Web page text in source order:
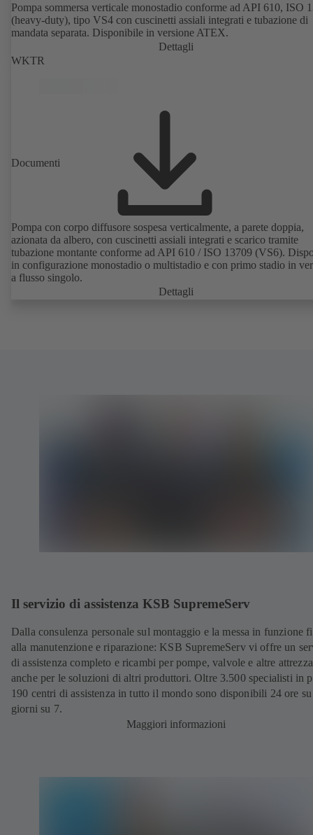
Pompa sommersa verticale monostadio conforme ad API 610, ISO
(heavy-duty), tipo VS4 con cuscinetti assiali integrati e tubazione di
mandata separata. Disponibile in versione ATEX.
Dettagli
WKTR
Documenti
Pompa con corpo diffusore sospesa verticalmente, a parete doppia,
azionata da albero, con cuscinetti assiali integrati e scarico tramite
tubazione montante conforme ad API 610 / ISO 13709 (VS6).
in configurazione monostadio o multistadio e con primo stadio in
a flusso singolo.
Dettagli
Il servizio di assistenza KSB SupremeServ
Dalla consulenza personale sul montaggio e la messa in funzione
alla manutenzione e riparazione: KSB SupremeServ vi offre un
di assistenza completo e ricambi per pompe, valvole e altre
anche per le soluzioni di altri produttori. Oltre 3.500 specialisti in
190 centri di assistenza in tutto il mondo sono disponibili 24 ore
giorni su 7.
Maggiori informazioni